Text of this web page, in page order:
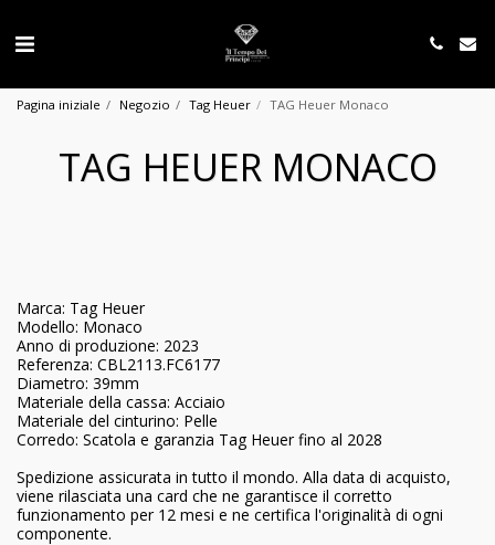
Pagina iniziale Negozio Tag Heuer TAG Heuer Monaco
TAG HEUER MONACO
Marca: Tag Heuer
Modello: Monaco
Anno di produzione: 2023
Referenza: CBL2113.FC6177
Diametro: 39mm
Materiale della cassa: Acciaio
Materiale del cinturino: Pelle
Corredo: Scatola e garanzia Tag Heuer fino al 2028
Spedizione assicurata in tutto il mondo. Alla data di acquisto,
viene rilasciata una card che ne garantisce il corretto
funzionamento per 12 mesi e ne certifica l'originalità di ogni
componente.